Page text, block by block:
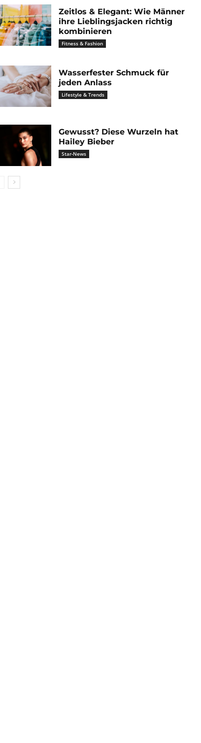
Zeitlos & Elegant: Wie Männer
ihre Lieblingsjacken richtig
kombinieren
Fitness & Fashion
Wasserfester Schmuck für
jeden Anlass
Lifestyle & Trends
Gewusst? Diese Wurzeln hat
Hailey Bieber
Star-News